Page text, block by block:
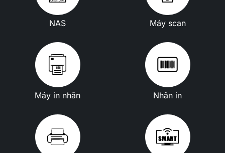
NAS Máy scan
Máy in nhãn Nhãn in